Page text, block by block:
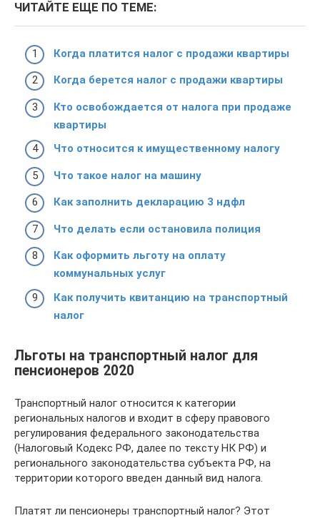
ЧИТАЙТЕ ЕЩЕ ПО ТЕМЕ:
Когда платится налог с продажи квартиры
Когда берется налог с продажи квартиры
Кто освобождается от налога при продаже
квартиры
Что относится к имущественному налогу
Что такое налог на машину
Как заполнить декларацию 3 ндфл
Что делать если остановила полиция
Как оформить льготу на оплату
коммунальных услуг
Как получить квитанцию на транспортный
налог
Льготы на транспортный налог для
пенсионеров 2020
Транспортный налог относится к категории
региональных налогов и входит в сферу правового
регулирования федерального законодательства
(Налоговый Кодекс РФ, далее по тексту НК РФ) и
регионального законодательства субъекта РФ, на
территории которого введен данный вид налога.
Платят ли пенсионеры транспортный налог? Этот